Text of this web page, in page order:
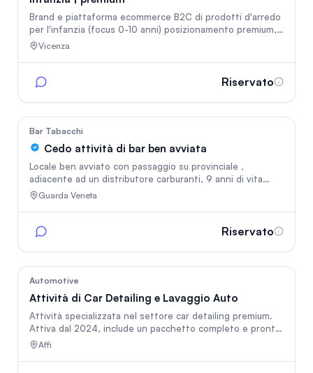
Brand e piattaforma ecommerce B2C di prodotti d'arredo
per l'infanzia (focus 0-10 anni) posizionamento premium,
mercato italiano + europa, ampio potenziale sviluppo
Vicenza
Riservato
Bar Tabacchi
Cedo attività di bar ben avviata
Locale ben avviato con passaggio su provinciale ,
adiacente ad un distributore carburanti, 9 anni di vita
sempre in crescita , il punto forza sono colazioni, break
Guarda Veneta
Riservato
Automotive
Attività di Car Detailing e Lavaggio Auto
Attività specializzata nel settore car detailing premium.
Attiva dal 2024, include un pacchetto completo e pronto
all'uso con: laboratorio ottimizzato per lavorazioni di
Affi